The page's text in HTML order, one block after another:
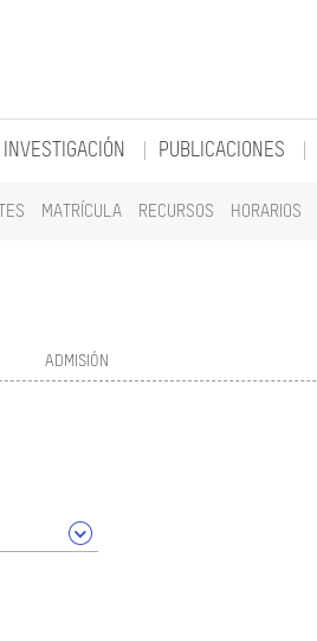
MATRÍCULA RECURSOS HORARIOS
INVESTIGACIÓN PUBLICACIONES
ADMISIÓN